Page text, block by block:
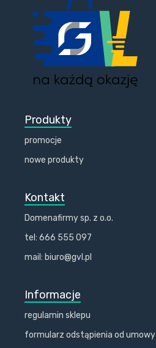
Produkty
promocje
nowe produkty
Kontakt
Domenafirmy sp. z o.o.
tel: 666 555 097
mail: biuro@gvl.pl
Informacje
regulamin sklepu
formularz odstąpienia od umowy